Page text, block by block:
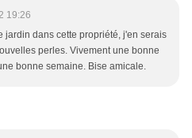
19:26
jardin dans cette propriété, j'en serais
perles. Vivement une bonne
bonne semaine. Bise amicale.